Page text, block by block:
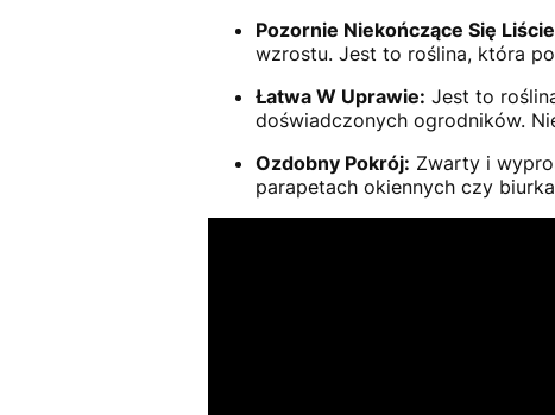
Pozornie Niekończące Się
wzrostu. Jest to roślina, która
Łatwa W Uprawie: Jest to
doświadczonych ogrodników.
Ozdobny Pokrój: Zwarty i
parapetach okiennych czy